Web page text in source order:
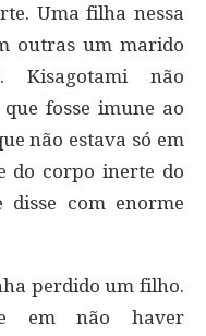
Uma filha nessa
outras um marido
não
fosse imune ao
não estava só em
do corpo inerte do
com enorme
perdido um filho.
em não haver